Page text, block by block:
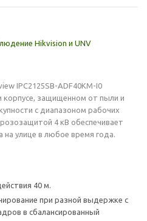
Hikvision и UNV
IPC2125SB-ADF40KM-I0
корпусе, защищенном от пыли и
с диапазоном рабочих
4 кВ обеспечивает
на улице в любое время года.
40 м.
при разной выдержке с
в сбалансированный